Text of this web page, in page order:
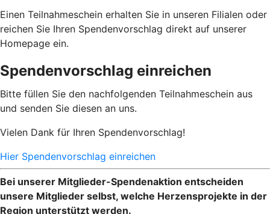
Einen Teilnahmeschein erhalten Sie in unseren Filialen oder
reichen Sie Ihren Spendenvorschlag direkt auf unserer
Homepage ein.
Spendenvorschlag einreichen
Bitte füllen Sie den nachfolgenden Teilnahmeschein aus
und senden Sie diesen an uns.
Vielen Dank für Ihren Spendenvorschlag!
Hier Spendenvorschlag einreichen
Bei unserer Mitglieder-Spendenaktion entscheiden
unsere Mitglieder selbst, welche Herzensprojekte in der
Region unterstützt werden.